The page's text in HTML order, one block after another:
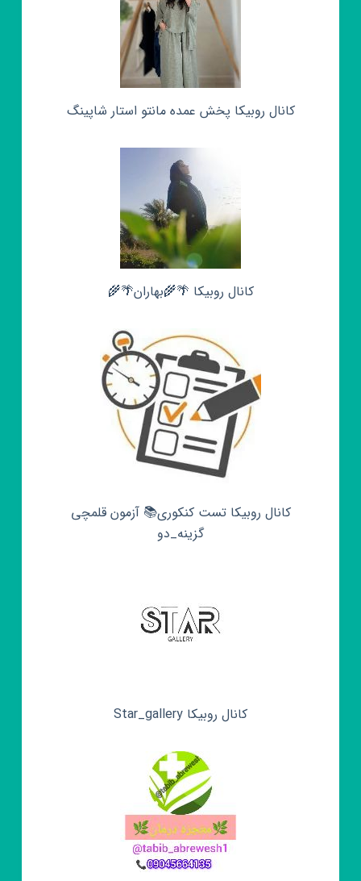
کانال روبیکا پخش عمده مانتو استار شاپینگ
کانال روبیکا 🌴🌾بهاران🌴🌾
کانال روبیکا تست کنکوری📚 آزمون قلمچی‌‌
گزینه_دو
کانال روبیکا Star_gallery